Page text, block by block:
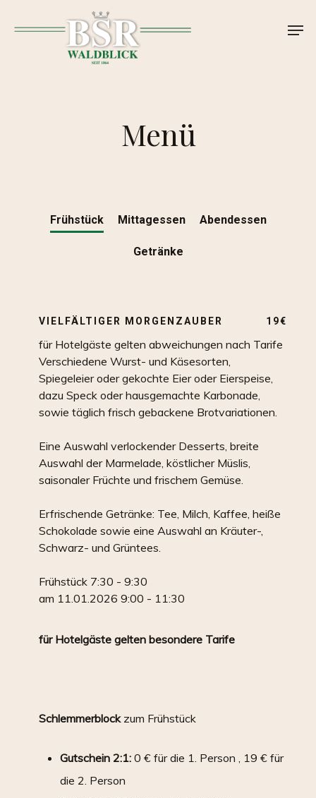
Menü
Frühstück Mittagessen Abendessen
Getränke
VIELFÄLTIGER MORGENZAUBER 19€
für Hotelgäste gelten abweichungen nach Tarife
Verschiedene Wurst- und Käsesorten,
Spiegeleier oder gekochte Eier oder Eierspeise,
dazu Speck oder hausgemachte Karbonade,
sowie täglich frisch gebackene Brotvariationen.
Eine Auswahl verlockender Desserts, breite
Auswahl der Marmelade, köstlicher Müslis,
saisonaler Früchte und frischem Gemüse.
Erfrischende Getränke: Tee, Milch, Kaffee, heiße
Schokolade sowie eine Auswahl an Kräuter-,
Schwarz- und Grüntees.
Frühstück 7:30 - 9:30
am 11.01.2026 9:00 - 11:30
für Hotelgäste gelten besondere Tarife
Schlemmerblockzum Frühstück
Gutschein 2:1:0 € für die 1. Person , 19 € für
die 2. Person